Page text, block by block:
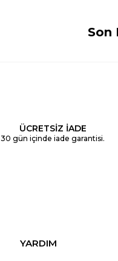
Son
ÜCRETSİZ İADE
30 gün içinde iade garantisi.
YARDIM